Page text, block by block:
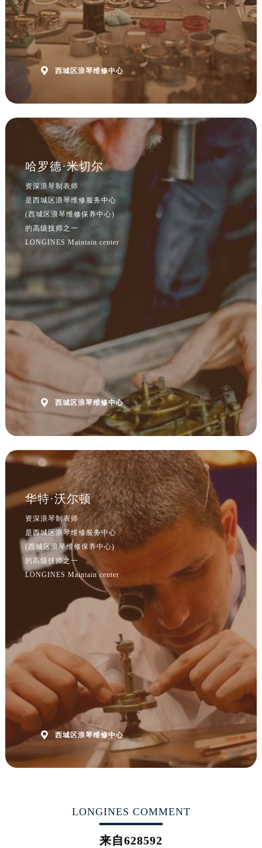
 西城区浪琴维修中心
哈罗德·米切尔
资深浪琴制表师
是西城区浪琴维修服务中心
(西城区浪琴维修保养中心)
的高级技师之一
LONGINES Maintain center
 西城区浪琴维修中心
华特·沃尔顿
资深浪琴制表师
是西城区浪琴维修服务中心
(西城区浪琴维修保养中心)
的高级技师之一
LONGINES Maintain center
 西城区浪琴维修中心
LONGINES COMMENT
来自628592